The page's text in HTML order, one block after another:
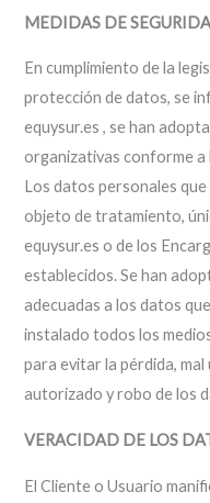
MEDIDAS DE
En cumplimiento de la
protección de datos, se
equysur.es , se han
organizativas conforme a
Los datos personales
objeto de tratamiento,
equysur.es o de los
establecidos. Se han
adecuadas a los datos
instalado todos los
para evitar la pérdida,
autorizado y robo de los
VERACIDAD DE LOS
El Cliente o Usuario